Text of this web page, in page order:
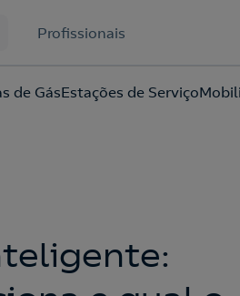
Profissionais
de GásEstações de Serviço
Ao preencher este formulário,
para lhe fazer chegar a nossa